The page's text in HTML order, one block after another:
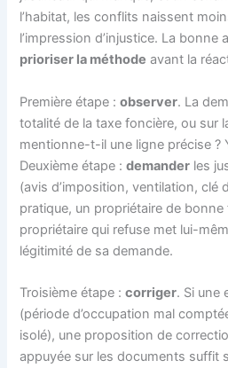
l’habitat, les conflits naissent
l’impression d’injustice. La bonne
prioriser la méthode avant la
Première étape :observer. La
totalité de la taxe foncière, ou sur
mentionne-t-il une ligne précise ?
Deuxième étape :demander les
(avis d’imposition, ventilation, clé
pratique, un propriétaire de
propriétaire qui refuse met lui-
légitimité de sa demande.
Troisième étape :corriger. Si une
(période d’occupation mal
isolé), une proposition de
appuyée sur les documents suffit